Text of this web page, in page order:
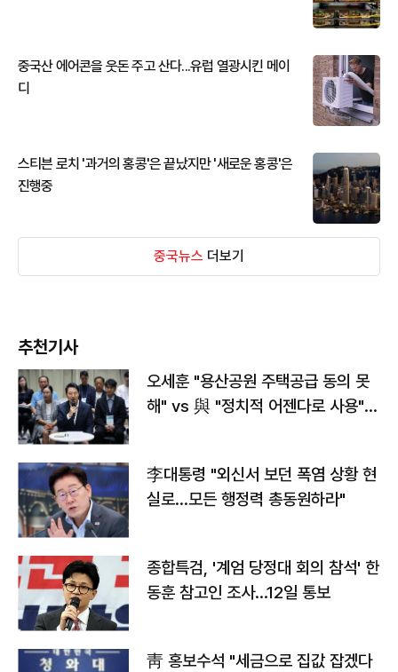
중국산 에어콘을 웃돈 주고 산다...유럽 열광시킨 메이
디
스티븐 로치 '과거의 홍콩'은 끝났지만 '새로운 홍콩'은
진행중
중국뉴스 더보기
추천기사
오세훈 "용산공원 주택공급 동의 못
해" vs 與 "정치적 어젠다로 사용"
李대통령 "외신서 보던 폭염 상황 현
실로…모든 행정력 총동원하라"
종합특검, '계엄 당정대 회의 참석' 한
동훈 참고인 조사...12일 통보
靑 홍보수석 "세금으로 집값 잡겠다